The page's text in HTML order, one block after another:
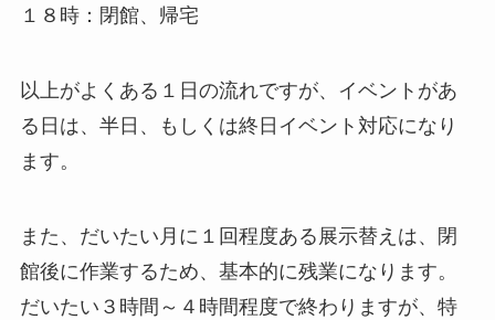
１８時：閉館、帰宅
以上がよくある１日の流れですが、イベントがあ
る日は、半日、もしくは終日イベント対応になり
ます。
また、だいたい月に１回程度ある展示替えは、閉
館後に作業するため、基本的に残業になります。
だいたい３時間～４時間程度で終わりますが、特